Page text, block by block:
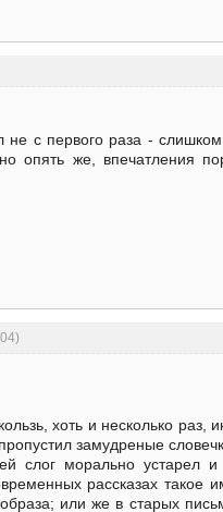
не с первого раза -
опять же, впечатления
хоть и несколько
замудреные
слог морально
рассказах
или же в старых